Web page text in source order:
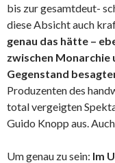
bis zur gesamtdeut-
diese Absicht auch
genau das hätte –
zwischen Monarchie
Gegenstand
Produzenten des
total vergeigten
Guido Knopp aus.
Um genau zu sein: Im